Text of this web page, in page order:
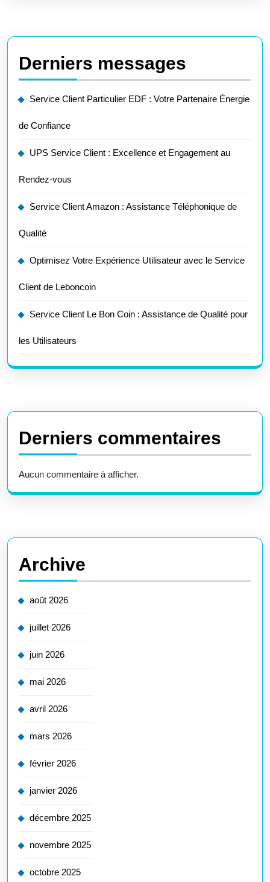
Derniers messages
Service Client Particulier EDF : Votre Partenaire Énergie
de Confiance
UPS Service Client : Excellence et Engagement au
Rendez-vous
Service Client Amazon : Assistance Téléphonique de
Qualité
Optimisez Votre Expérience Utilisateur avec le Service
Client de Leboncoin
Service Client Le Bon Coin : Assistance de Qualité pour
les Utilisateurs
Derniers commentaires
Aucun commentaire à afficher.
Archive
août 2026
juillet 2026
juin 2026
mai 2026
avril 2026
mars 2026
février 2026
janvier 2026
décembre 2025
novembre 2025
octobre 2025